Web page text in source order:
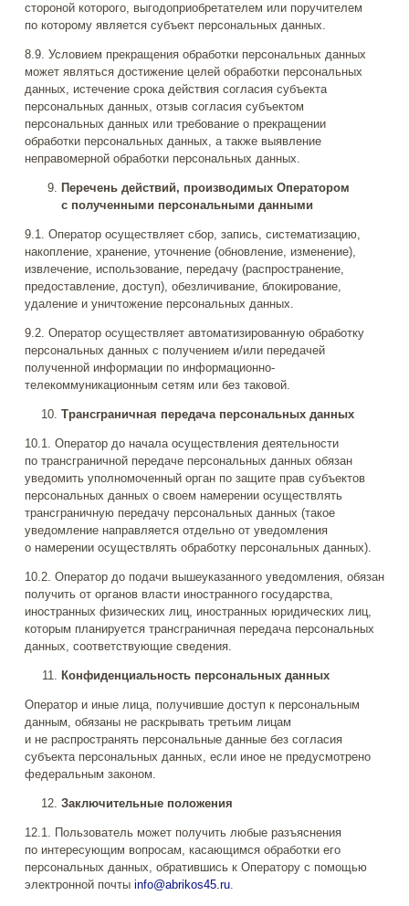
стороной которого, выгодоприобретателем или поручителем
по которому является субъект персональных данных.
8.9. Условием прекращения обработки персональных данных
может являться достижение целей обработки персональных
данных, истечение срока действия согласия субъекта
персональных данных, отзыв согласия субъектом
персональных данных или требование о прекращении
обработки персональных данных, а также выявление
неправомерной обработки персональных данных.
Перечень действий, производимых Оператором
с полученными персональными данными
9.1. Оператор осуществляет сбор, запись, систематизацию,
накопление, хранение, уточнение (обновление, изменение),
извлечение, использование, передачу (распространение,
предоставление, доступ), обезличивание, блокирование,
удаление и уничтожение персональных данных.
9.2. Оператор осуществляет автоматизированную обработку
персональных данных с получением и/или передачей
полученной информации по информационно-
телекоммуникационным сетям или без таковой.
Трансграничная передача персональных данных
10.1. Оператор до начала осуществления деятельности
по трансграничной передаче персональных данных обязан
уведомить уполномоченный орган по защите прав субъектов
персональных данных о своем намерении осуществлять
трансграничную передачу персональных данных (такое
уведомление направляется отдельно от уведомления
о намерении осуществлять обработку персональных данных).
10.2. Оператор до подачи вышеуказанного уведомления, обязан
получить от органов власти иностранного государства,
иностранных физических лиц, иностранных юридических лиц,
которым планируется трансграничная передача персональных
данных, соответствующие сведения.
Конфиденциальность персональных данных
Оператор и иные лица, получившие доступ к персональным
данным, обязаны не раскрывать третьим лицам
и не распространять персональные данные без согласия
субъекта персональных данных, если иное не предусмотрено
федеральным законом.
Заключительные положения
12.1. Пользователь может получить любые разъяснения
по интересующим вопросам, касающимся обработки его
персональных данных, обратившись к Оператору с помощью
электронной почты info@abrikos45.ru.